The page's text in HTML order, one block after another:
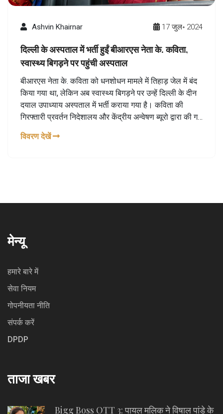
Ashvin Khairnar 17 जुल॰ 2024
दिल्ली के अस्पताल में भर्ती हुईं बीआरएस नेता के. कविता,
स्वास्थ्य बिगड़ने पर पहुंची अस्पताल
बीआरएस नेता के. कविता को धनशोधन मामले में तिहाड़ जेल में बंद
किया गया था, लेकिन अब स्वास्थ्य बिगड़ने पर उन्हें दिल्ली के दीन
दयाल उपाध्याय अस्पताल में भर्ती कराया गया है। कविता की
गिरफ्तारी प्रवर्तन निदेशालय और केंद्रीय अन्वेषण ब्यूरो द्वारा की गई
चल रहा है।
विवरण देखें
मेन्यू
हमारे बारे में
सेवा नियम
गोपनीयता नीति
संपर्क करें
DPDP
ताजा खबर
Bigg Boss OTT 3: पायल मलिक ने विषाल पांडे के